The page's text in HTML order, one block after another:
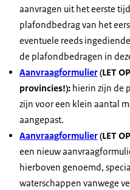
aanvragen uit het eerste
plafondbedrag van het
eventuele reeds
de plafondbedragen in
Aanvraagformulier(LET
provincies!): hierin zijn de
zijn voor een klein aantal
aangepast.
Aanvraagformulier(LET
een nieuw
hierboven genoemd,
waterschappen vanwege